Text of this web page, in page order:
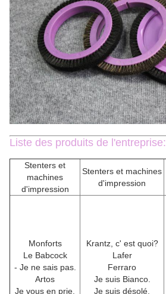
Liste des produits de l'entreprise:
Stenters et
machines
d'impression
Stenters et machines
d'impression
Monforts
Le Babcock
- Je ne sais pas.
Artos
Je vous en prie.
Krantz, c' est quoi?
Lafer
Ferraro
Je suis Bianco.
Je suis désolé.